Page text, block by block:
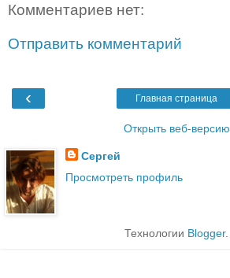
Комментариев нет:
Отправить комментарий
‹ Главная страница
Открыть веб-версию
Сергей
Просмотреть профиль
Технологии Blogger.